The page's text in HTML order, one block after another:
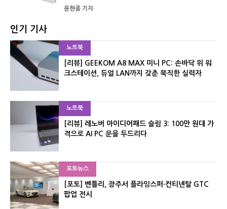
윤현종 기자
인기 기사
노트북
[리뷰] GEEKOM A8 MAX 미니 PC: 손바닥 위 워
크스테이션, 듀얼 LAN까지 갖춘 묵직한 실력자
노트북
[리뷰] 레노버 아이디어패드 슬림 3: 100만 원대 가
격으로 AI PC 문을 두드리다
포토뉴스
[포토] 벤틀리, 광주서 플라잉스퍼·컨티넨탈 GTC
팝업 전시